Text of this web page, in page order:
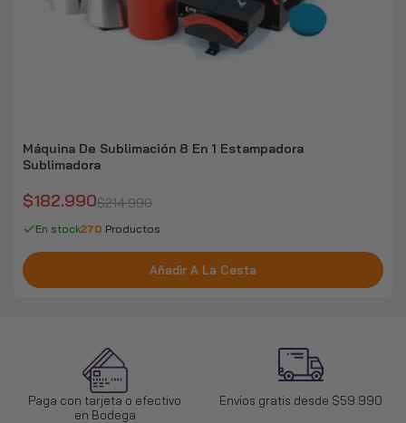
Máquina De Sublimación 8 En 1 Estampadora
Sublimadora
$182.990$214.990
En stock270 Productos
Añadir A La Cesta
Paga con tarjeta o efectivo
en Bodega
Envíos gratis desde $59.990